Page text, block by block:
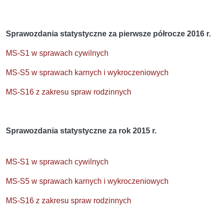
Sprawozdania statystyczne za pierwsze półrocze 2016 r.
MS-S1 w sprawach cywilnych
MS-S5 w sprawach karnych i wykroczeniowych
MS-S16 z zakresu spraw rodzinnych
Sprawozdania statystyczne za rok 2015 r.
MS-S1 w sprawach cywilnych
MS-S5 w sprawach karnych i wykroczeniowych
MS-S16 z zakresu spraw rodzinnych